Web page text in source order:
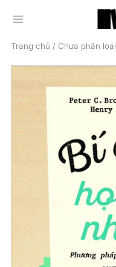
menu
Trang chủ / Chưa phân loại